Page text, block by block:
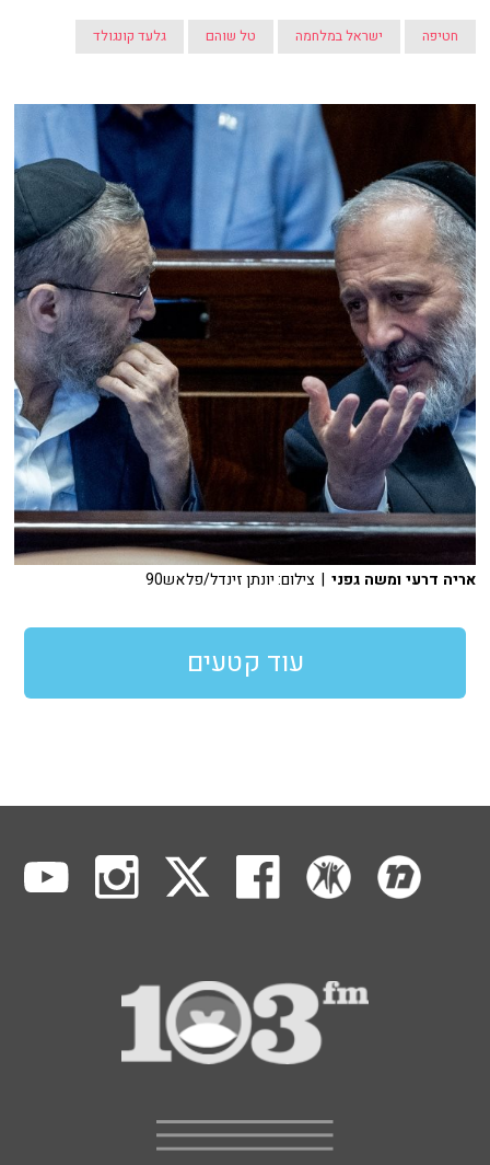
חטיפה ישראל במלחמה טל שוהם גלעד קונגולד
אריה דרעי ומשה גפני | צילום: יונתן זינדל/פלאש90
עוד קטעים